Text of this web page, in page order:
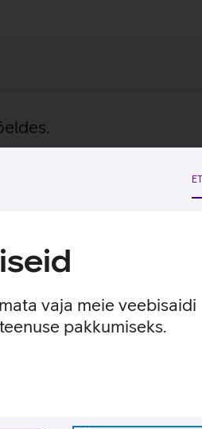
ET
vaja meie veebisaidi
pakkumiseks.
igale mängurile. Arvuti
ka nõudlikematele
11 Home
kohas.
kindlustavad, et